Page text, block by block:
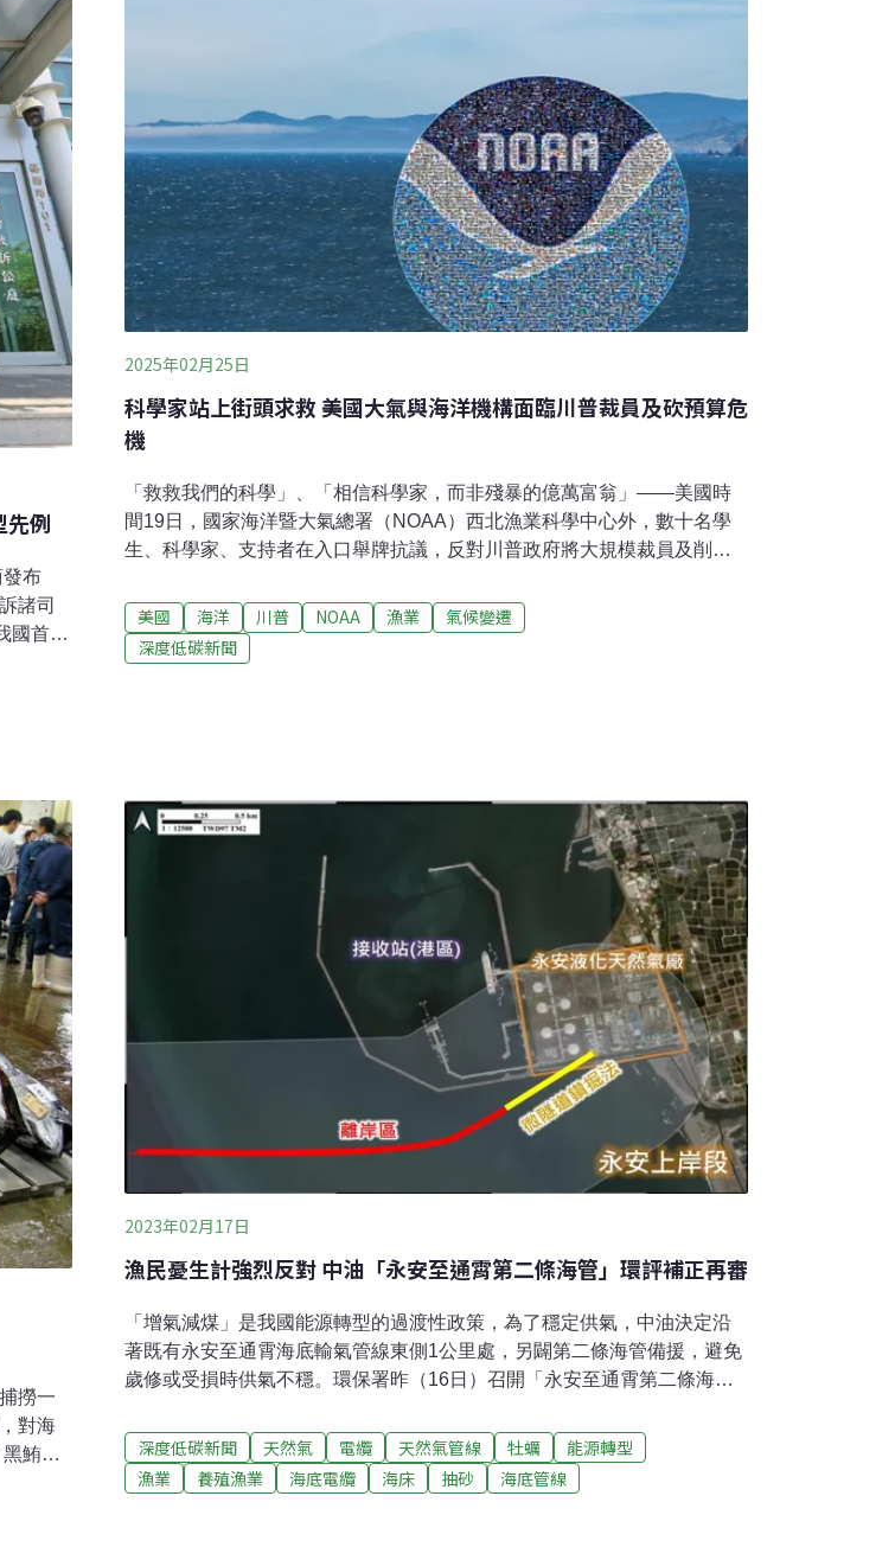
胃發
一氧
先例
布
諸司
國首次
失效
衝
禁
彰化
鍰。
2025年02月25日
科學家站上街頭求救 美國大氣與海洋機構面臨川普裁員及砍預算危
機
「救救我們的科學」、「相信科學家，而非殘暴的億萬富翁」——美國時
間19日，國家海洋暨大氣總署（NOAA）西北漁業科學中心外，數十名學
生、科學家、支持者在入口舉牌抗議，反對川普政府將大規模裁員及削減
NOAA，也沒了國家氣候服務，世界會變得怎麼樣？」憂思科學家聯盟
（Union of Concerned Scientists）的氣候脆弱性專家德克萊特-巴雷托
（Juan Declet-Barreto）近日發文為NOAA請命，「他們發布的天氣預報挽
美國 海洋 川普 NOAA 漁業
氣候變遷
深度低碳新聞
撈一
對海
鮪魚
民稱
2023年02月17日
漁民憂生計強烈反對 中油「永安至通霄第二條海管」環評補正再審
「增氣減煤」是我國能源轉型的過渡性政策，為了穩定供氣，中油決定沿
著既有永安至通霄海底輸氣管線東側1公里處，另闢第二條海管備援，避免
歲修或受損時供氣不穩。環保署昨（16日）召開「永安至通霄第二條海底
及安全問題，北上表達強烈反對開發。環委決議此案補件再審，並要求開
發單位補充海事工程撞期時的協調機制，整體評估海管對養殖漁業（含牡
蠣）影響，強化與永安區居民、在地漁民溝通。高雄在地強烈反對 憂公安
深度低碳新聞 天然氣 電纜 天然氣管線 牡蠣
能源轉型
漁業
養殖漁業 海底電纜 海床 抽砂 海底管線